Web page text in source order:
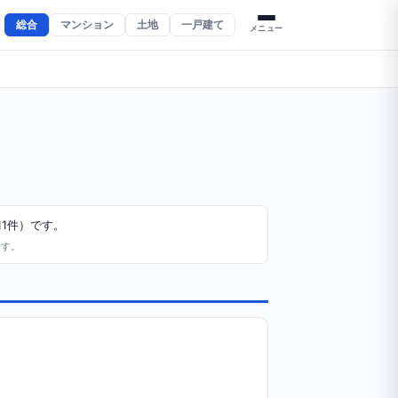
総合 マンション 土地 一戸建て メニュー
）です。
。